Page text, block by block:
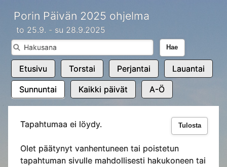
Porin Päivän 2025 ohjelma
to 25.9. - su 28.9.2025
Hae
Etusivu Torstai Perjantai Lauantai
Sunnuntai Kaikki päivät A-Ö
Tulosta
Tapahtumaa ei löydy.
Olet päätynyt vanhentuneen tai poistetun
tapahtuman sivulle mahdollisesti hakukoneen tai